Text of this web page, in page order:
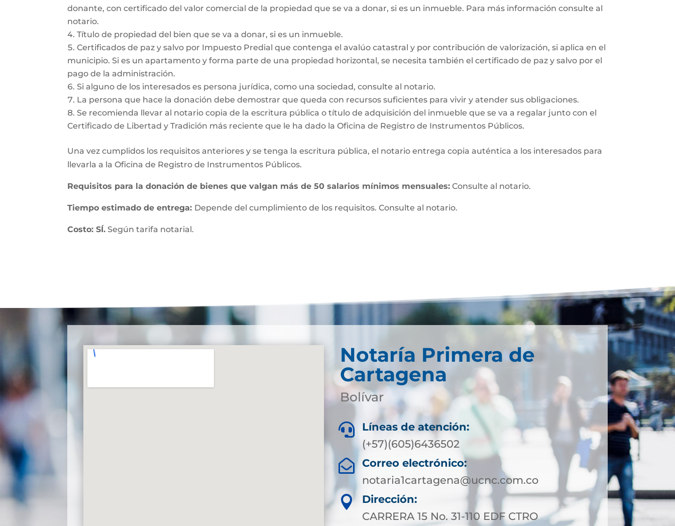
donante, con certificado del valor comercial de la propiedad que se va a donar, si es un inmueble. Para más información consulte al
notario.
Título de propiedad del bien que se va a donar, si es un inmueble.
Certificados de paz y salvo por Impuesto Predial que contenga el avalúo catastral y por contribución de valorización, si aplica en el
municipio. Si es un apartamento y forma parte de una propiedad horizontal, se necesita también el certificado de paz y salvo por el
pago de la administración.
Si alguno de los interesados es persona jurídica, como una sociedad, consulte al notario.
La persona que hace la donación debe demostrar que queda con recursos suficientes para vivir y atender sus obligaciones.
Se recomienda llevar al notario copia de la escritura pública o título de adquisición del inmueble que se va a regalar junto con el
Certificado de Libertad y Tradición más reciente que le ha dado la Oficina de Registro de Instrumentos Públicos.
Una vez cumplidos los requisitos anteriores y se tenga la escritura pública, el notario entrega copia auténtica a los interesados para
llevarla a la Oficina de Registro de Instrumentos Públicos.
Requisitos para la donación de bienes que valgan más de 50 salarios mínimos mensuales: Consulte al notario.
Tiempo estimado de entrega: Depende del cumplimiento de los requisitos. Consulte al notario.
Costo: SÍ. Según tarifa notarial.
Notaría Primera de
Cartagena
Bolívar

Líneas de atención:
(+57)(605)6436502

Correo electrónico:
notaria1cartagena@ucnc.com.co

Dirección:
CARRERA 15 No. 31-110 EDF CTRO